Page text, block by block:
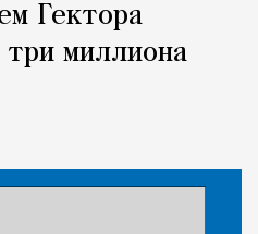
Гектора
три миллиона